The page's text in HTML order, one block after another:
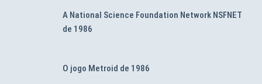
A National Science Foundation Network NSFNET
de 1986
O jogo Metroid de 1986